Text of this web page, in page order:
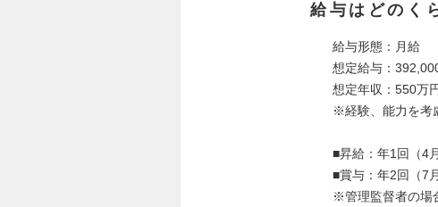
給与はどのく
給与形態：月給
想定給与：
想定年収：550万
※経験、能力を考
■昇給：年1回（4月
■賞与：年2回（7
※管理監督者の場